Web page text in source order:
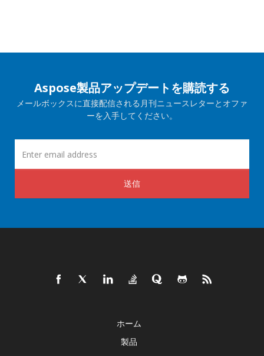
Aspose製品アップデートを購読する
メールボックスに直接配信される月刊ニュースレターとオファ
ーを入手してください。
送信
ホーム
製品